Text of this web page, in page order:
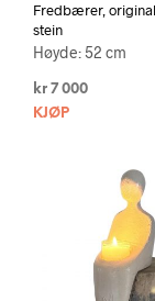
Fredbærer,
stein
Høyde: 52 cm
kr 7 000
KJØP